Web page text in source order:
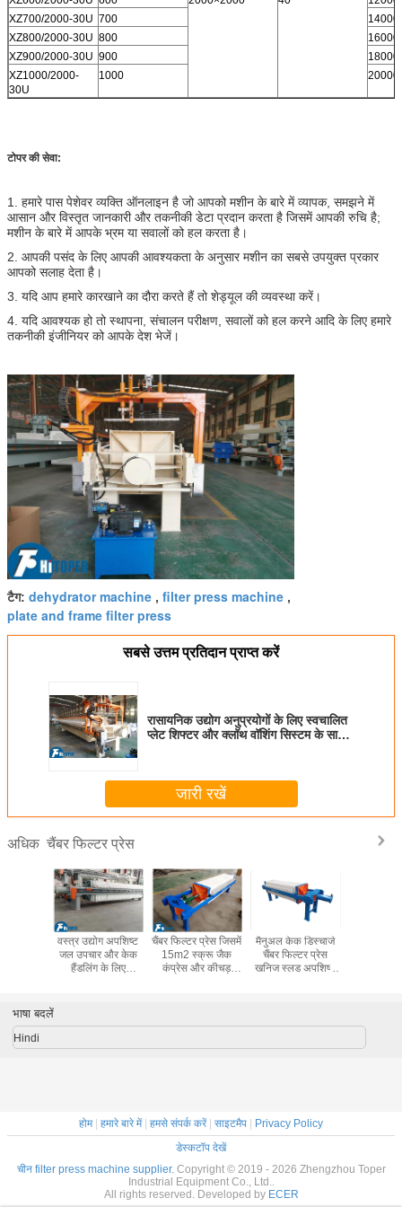
XZ700/2000-30U 700
14000
XZ800/2000-30U 800
16000
XZ900/2000-30U 900
18000
XZ1000/2000-
30U
1000 20000
टोपर की सेवा:
1. हमारे पास पेशेवर व्यक्ति ऑनलाइन है जो आपको मशीन के बारे में व्यापक, समझने में
आसान और विस्तृत जानकारी और तकनीकी डेटा प्रदान करता है जिसमें आपकी रुचि है;
मशीन के बारे में आपके भ्रम या सवालों को हल करता है।
2. आपकी पसंद के लिए आपकी आवश्यकता के अनुसार मशीन का सबसे उपयुक्त प्रकार
आपको सलाह देता है।
3. यदि आप हमारे कारखाने का दौरा करते हैं तो शेड्यूल की व्यवस्था करें।
4. यदि आवश्यक हो तो स्थापना, संचालन परीक्षण, सवालों को हल करने आदि के लिए हमारे
तकनीकी इंजीनियर को आपके देश भेजें।
टैग: dehydrator machine , filter press machine ,
plate and frame filter press
सबसे उत्तम प्रतिदान प्राप्त करें
रासायनिक उद्योग अनुप्रयोगों के लिए स्वचालित
प्लेट शिफ्टर और क्लॉथ वॉशिंग सिस्टम के साथ
जारी रखें
अधिक चैंबर फिल्टर प्रेस
फिल्टर
वस्त्र उद्योग अपशिष्ट
जल उपचार और केक
हैंडलिंग के लिए
चैंबर फिल्टर प्रेस जिसमें
15m2 स्क्रू जैक
कंप्रेस और कीचड़
मैनुअल केक डिस्चार्ज
चैंबर फिल्टर प्रेस
खनिज स्लड अपशिष्ट
भाषा बदलें
Hindi
होम| हमारे बारे में| हमसे संपर्क करें| साइटमैप
Privacy Policy
डेस्कटॉप देखें
चीन filter press machine supplier. Copyright © 2019 - 2026 Zhengzhou Toper
Industrial Equipment Co., Ltd..
All rights reserved. Developed by ECER